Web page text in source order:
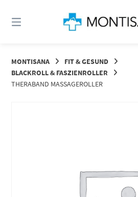
zum
MONTISANA
FIT & GESUND
BLACKROLL & FASZIENROLLER
THERABAND MASSAGEROLLER